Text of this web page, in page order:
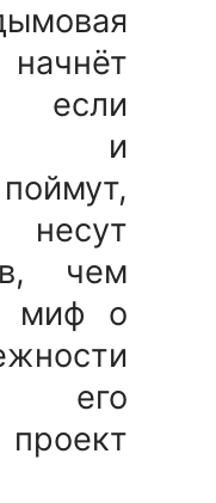
если
и
чем
миф о
его